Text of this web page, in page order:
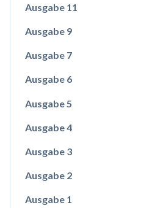
Ausgabe 11
Ausgabe 9
Ausgabe 7
Ausgabe 6
Ausgabe 5
Ausgabe 4
Ausgabe 3
Ausgabe 2
Ausgabe 1